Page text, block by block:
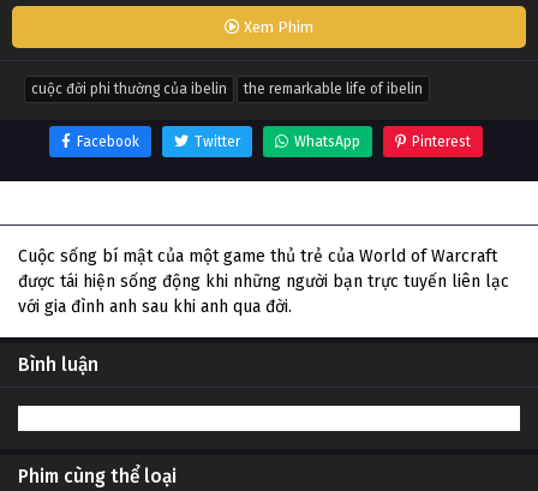
Xem Phim
cuộc đời phi thường của ibelin the remarkable life of ibelin
Facebook Twitter WhatsApp Pinterest
Cuộc sống bí mật của một game thủ trẻ của World of Warcraft
được tái hiện sống động khi những người bạn trực tuyến liên lạc
với gia đình anh sau khi anh qua đời.
Bình luận
Phim cùng thể loại